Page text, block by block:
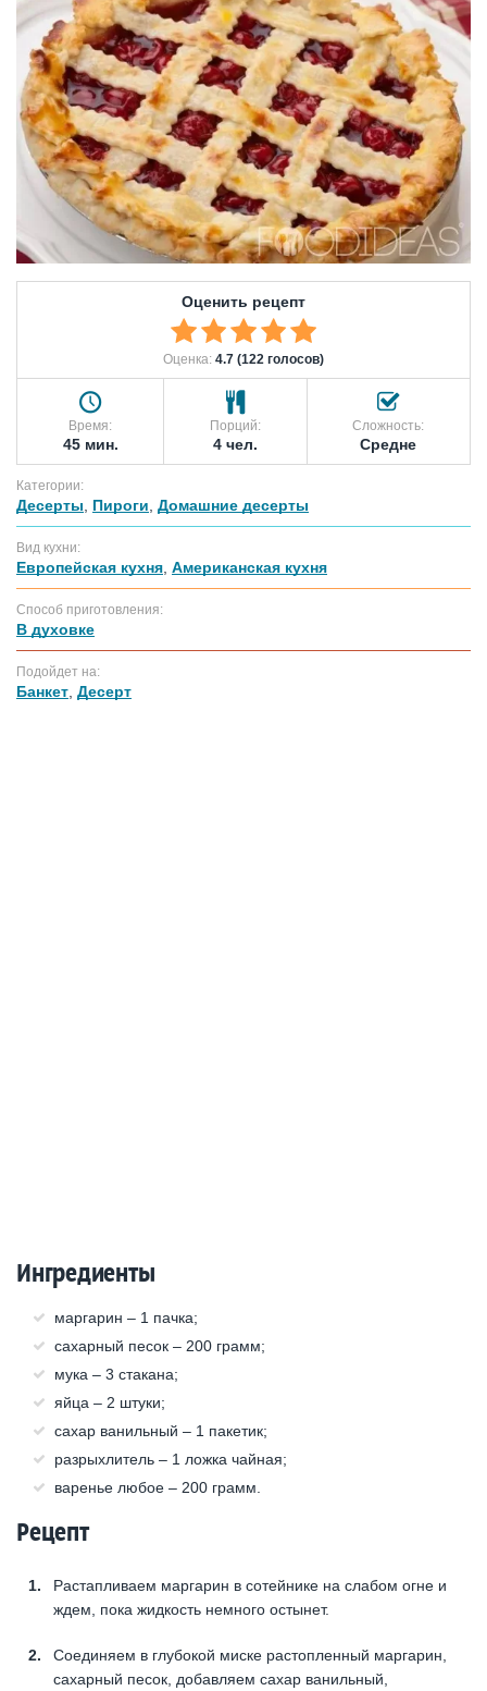
Оценить рецепт
Оценка: 4.7 (122 голосов)
Время:
45 мин.
Порций:
4 чел.
Сложность:
Средне
Категории:
Десерты Пироги Домашние десерты
Вид кухни:
Европейская кухня Американская кухня
Способ приготовления:
В духовке
Подойдет на:
Банкет Десерт
Ингредиенты
маргарин – 1 пачка;
сахарный песок – 200 грамм;
мука – 3 стакана;
яйца – 2 штуки;
сахар ванильный – 1 пакетик;
разрыхлитель – 1 ложка чайная;
варенье любое – 200 грамм.
Рецепт
Растапливаем маргарин в сотейнике на слабом огне и
ждем, пока жидкость немного остынет.
Соединяем в глубокой миске растопленный маргарин,
сахарный песок, добавляем сахар ванильный,